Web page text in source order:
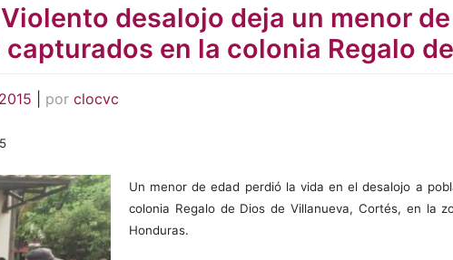
desalojo deja un menor
en la colonia Regalo
por clocvc
Un menor de edad perdió la vida en el desalojo a
colonia Regalo de Dios de Villanueva, Cortés, en la
Honduras.